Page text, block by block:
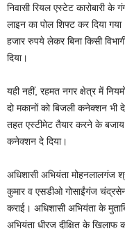
निवासी रियल एस्टेट कारोबारी
लाइन का पोल शिफ्ट कर दिया
हजार रुपये लेकर बिना किसी
दिया।
यही नहीं, रहमत नगर क्षेत्र में
दो मकानों को बिजली कनेक्शन भी
तहत एस्टीमेट तैयार करने के
कनेक्शन दे दिया।
अधिशासी अभियंता मोहनलालगंज
कुमार व एसडीओ गोसाईंगंज
कराई। अधिशासी अभियंता के
अभियंता धीरज दीक्षित के खिलाफ